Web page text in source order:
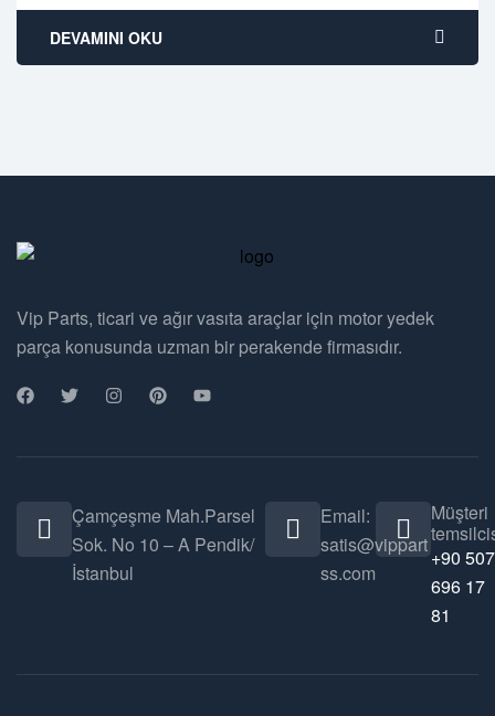
DEVAMINI OKU
Vip Parts, ticari ve ağır vasıta araçlar için motor yedek
parça konusunda uzman bir perakende firmasıdır.
Çamçeşme Mah.Parsel
Sok. No 10 – A Pendik/
İstanbul
Email:
satis@vippart
ss.com
Müşteri
+90 507
696 17
81